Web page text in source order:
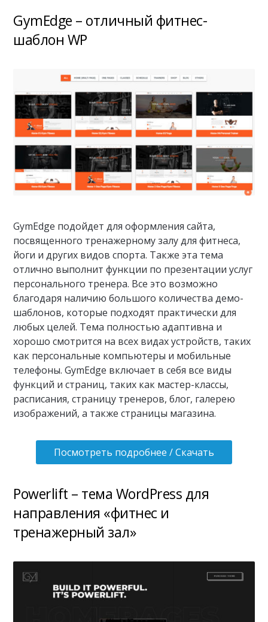
GymEdge – отличный фитнес-
шаблон WP
GymEdge подойдет для оформления сайта,
посвященного тренажерному залу для фитнеса,
йоги и других видов спорта. Также эта тема
отлично выполнит функции по презентации услуг
персонального тренера. Все это возможно
благодаря наличию большого количества демо-
шаблонов, которые подходят практически для
любых целей. Тема полностью адаптивна и
хорошо смотрится на всех видах устройств, таких
как персональные компьютеры и мобильные
телефоны. GymEdge включает в себя все виды
функций и страниц, таких как мастер-классы,
расписания, страницу тренеров, блог, галерею
изображений, а также страницы магазина.
Посмотреть подробнее / Скачать
Powerlift – тема WordPress для
направления «фитнес и
тренажерный зал»